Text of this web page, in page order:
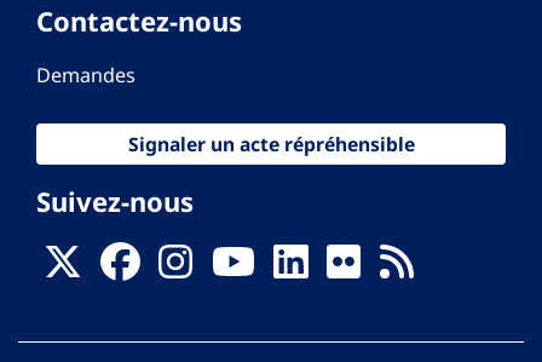
Contactez-nous
Demandes
Signaler un acte répréhensible
Suivez-nous